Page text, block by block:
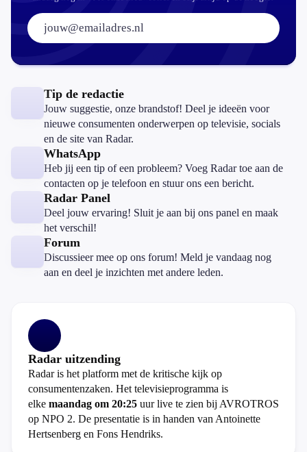
E-mailadres:
Tip de redactie
Jouw suggestie, onze brandstof! Deel je ideeën voor
nieuwe consumenten onderwerpen op televisie, socials
en de site van Radar.
WhatsApp
Heb jij een tip of een probleem? Voeg Radar toe aan de
contacten op je telefoon en stuur ons een bericht.
Radar Panel
Deel jouw ervaring! Sluit je aan bij ons panel en maak
het verschil!
Forum
Discussieer mee op ons forum! Meld je vandaag nog
aan en deel je inzichten met andere leden.
Radar uitzending
Radar is het platform met de kritische kijk op
consumentenzaken. Het televisieprogramma is
elke maandag om 20:25 uur live te zien bij AVROTROS
op NPO 2. De presentatie is in handen van Antoinette
Hertsenberg en Fons Hendriks.